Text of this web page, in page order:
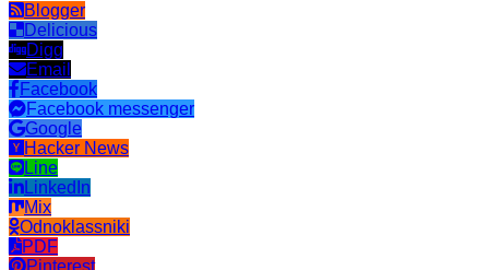
Blogger
Delicious
Digg
Email
Facebook
Facebook messenger
Google
Hacker News
Line
LinkedIn
Mix
Odnoklassniki
PDF